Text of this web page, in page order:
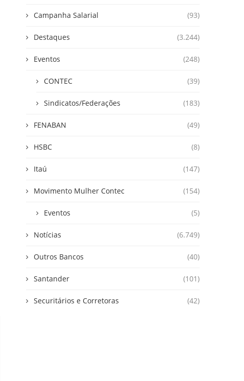
Campanha Salarial (93)
Destaques (3.244)
Eventos (248)
CONTEC (39)
Sindicatos/Federações (183)
FENABAN (49)
HSBC (8)
Itaú (147)
Movimento Mulher Contec (154)
Eventos (5)
Notícias (6.749)
Outros Bancos (40)
Santander (101)
Securitários e Corretoras (42)